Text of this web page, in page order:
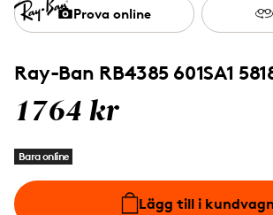
Ray-Ban RB4385 601SA1
1764 kr
Bara online
Lägg till i kundvagn
Prova online